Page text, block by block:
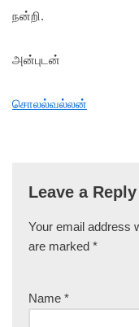
நன்றி.
அன்புடன்
சொலல்வல்லன்
Leave a Reply
Your email address
are marked *
Name *